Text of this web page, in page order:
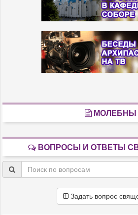
МОЛЕБНЫ
ВОПРОСЫ И ОТВЕТЫ
Задать вопрос